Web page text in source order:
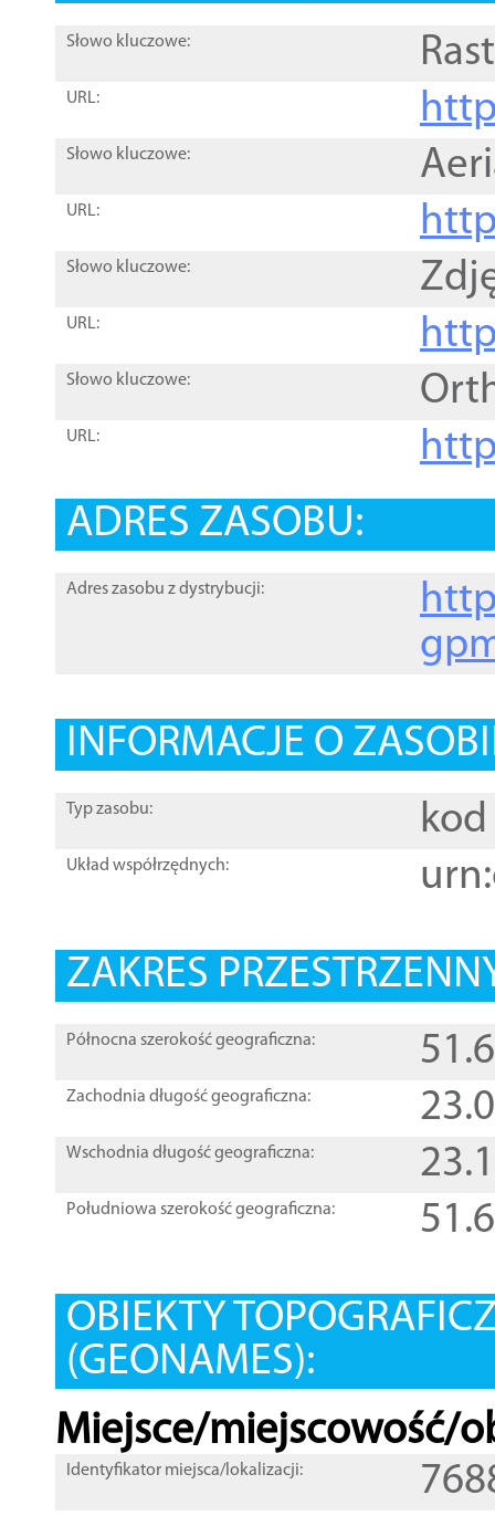
Słowo kluczowe:
URL:
Słowo kluczowe:
URL:
Słowo kluczowe:
URL:
Słowo kluczowe:
URL:
ADRES ZASOBU:
Adres zasobu z dystrybucji:
INFORMACJE O
Typ zasobu: kod
Układ współrzędnych:
ZAKRES
Północna szerokość geograficzna:
Zachodnia długość geograficzna:
Wschodnia długość geograficzna:
Południowa szerokość geograficzna:
OBIEKTY
(GEONAMES):
Miejsce/miejscowość/
Identyfikator miejsca/lokalizacji: